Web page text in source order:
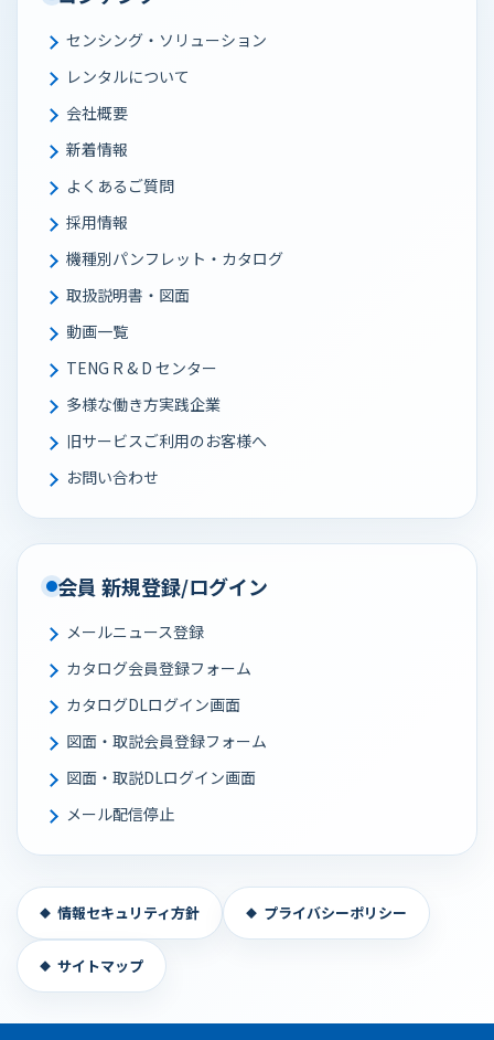
センシング・ソリューション
レンタルについて
会社概要
新着情報
よくあるご質問
採用情報
機種別パンフレット・カタログ
取扱説明書・図面
動画一覧
TENG R & D センター
多様な働き⽅実践企業
旧サービスご利用のお客様へ
お問い合わせ
会員 新規登録/ログイン
メールニュース登録
カタログ会員登録フォーム
カタログDLログイン画面
図面・取説会員登録フォーム
図面・取説DLログイン画面
メール配信停止
情報セキュリティ方針 プライバシーポリシー
サイトマップ